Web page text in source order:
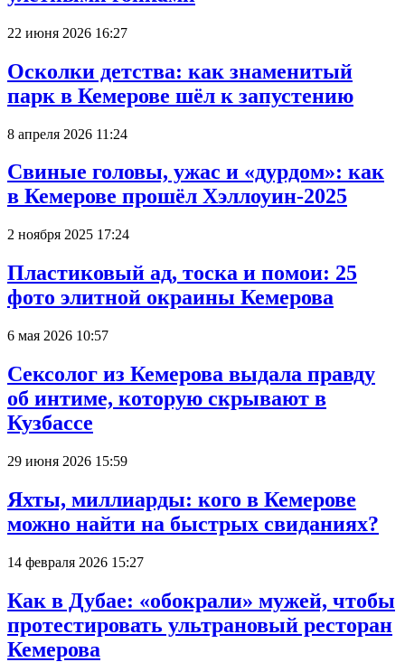
22 июня 2026 16:27
Осколки детства: как знаменитый
парк в Кемерове шёл к запустению
8 апреля 2026 11:24
Свиные головы, ужас и «дурдом»: как
в Кемерове прошёл Хэллоуин-2025
2 ноября 2025 17:24
Пластиковый ад, тоска и помои: 25
фото элитной окраины Кемерова
6 мая 2026 10:57
Сексолог из Кемерова выдала правду
об интиме, которую скрывают в
Кузбассе
29 июня 2026 15:59
Яхты, миллиарды: кого в Кемерове
можно найти на быстрых свиданиях?
14 февраля 2026 15:27
Как в Дубае: «обокрали» мужей, чтобы
протестировать ультрановый ресторан
Кемерова